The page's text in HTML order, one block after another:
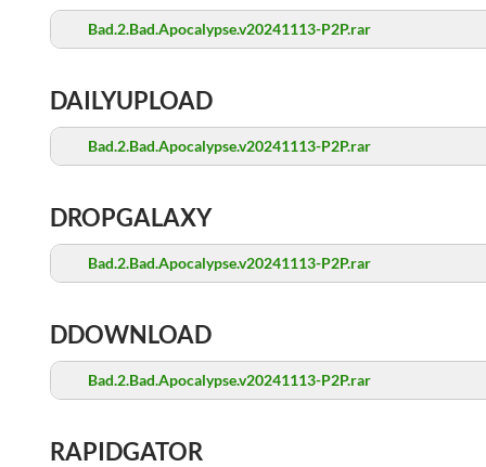
Bad.2.Bad.Apocalypse.v20241113-P2P.rar
DAILYUPLOAD
Bad.2.Bad.Apocalypse.v20241113-P2P.rar
DROPGALAXY
Bad.2.Bad.Apocalypse.v20241113-P2P.rar
DDOWNLOAD
Bad.2.Bad.Apocalypse.v20241113-P2P.rar
RAPIDGATOR